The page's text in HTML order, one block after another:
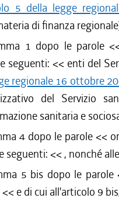
5 della legge
di finanza
1 dopo le parole
seguenti: << enti del
regionale 16 ottobre
del Servizio
sanitaria e
4 dopo le parole <<
seguenti: <<, nonché
5 bis dopo le parole
e di cui all'articolo 9